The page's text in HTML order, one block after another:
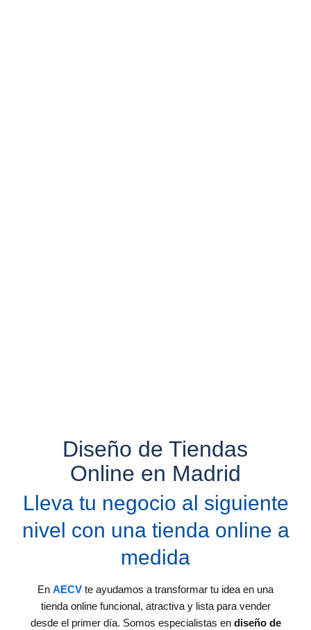
Diseño de Tiendas
Online en Madrid
Lleva tu negocio al siguiente
nivel con una tienda online a
medida
En AECV te ayudamos a transformar tu idea en una
tienda online funcional, atractiva y lista para vender
desde el primer día. Somos especialistas endiseño de